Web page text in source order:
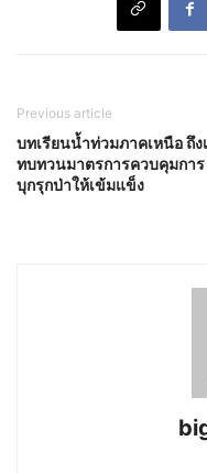
Previous article
บทเรียนน้ำท่วมภาคเหนือ ถึง
ทบทวนมาตรการควบคุมการ
บุกรุกป่าให้เข้มแข็ง